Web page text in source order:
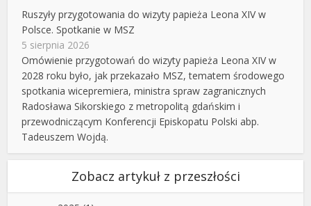
Ruszyły przygotowania do wizyty papieża Leona XIV w
Polsce. Spotkanie w MSZ
5 sierpnia 2026
Omówienie przygotowań do wizyty papieża Leona XIV w
2028 roku było, jak przekazało MSZ, tematem środowego
spotkania wicepremiera, ministra spraw zagranicznych
Radosława Sikorskiego z metropolitą gdańskim i
przewodniczącym Konferencji Episkopatu Polski abp.
Tadeuszem Wojdą.
Zobacz artykuł z przeszłości